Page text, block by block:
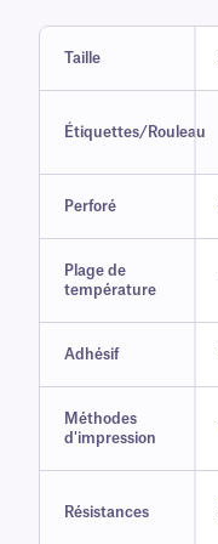
Taille
Étiquettes/Rouleau
Perforé
Plage de
température
Adhésif
Méthodes
d'impression
Résistances